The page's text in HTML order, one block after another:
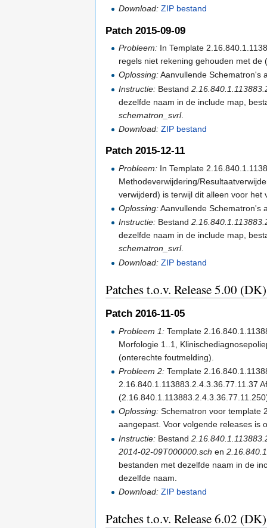
Download: ZIP bestand
Patch 2015-09-09
Probleem: In Template
regels niet rekening gehouden met
Oplossing:Aanvullende Schematron's
Instructie: Bestand
dezelfde naam in de include map,
schematron_svrl.
Download: ZIP bestand
Patch 2015-12-11
Probleem: In Template
Methodeverwijdering/
verwijderd) is terwijl dit alleen voor
Oplossing:Aanvullende Schematron's
Instructie: Bestand
dezelfde naam in de include map,
schematron_svrl.
Download: ZIP bestand
Patches t.o.v. Release 5.00
Patch 2016-11-05
Probleem 1: Template
Morfologie 1..1,
(onterechte foutmelding).
Probleem 2: Template
2.16.840.1.113883.2.4.3.36.77.11.37
Oplossing: Schematron voor template
aangepast. Voor volgende releases is
Instructie: Bestand
2014-02-09T000000.sch en
bestanden met dezelfde naam in de
dezelfde naam.
Download: ZIP bestand
Patches t.o.v. Release 6.02